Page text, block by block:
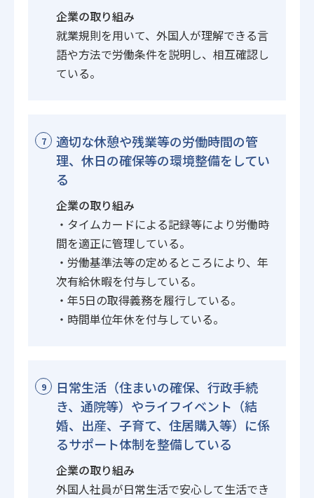
企業の取り組み
就業規則を用いて、外国人が理解できる言
語や方法で労働条件を説明し、相互確認し
ている。
7
適切な休憩や残業等の労働時間の管
理、休日の確保等の環境整備をしてい
る
企業の取り組み
・タイムカードによる記録等により労働時
間を適正に管理している。
・労働基準法等の定めるところにより、年
次有給休暇を付与している。
・年5日の取得義務を履行している。
・時間単位年休を付与している。
9
日常生活（住まいの確保、行政手続
き、通院等）やライフイベント（結
婚、出産、子育て、住居購入等）に係
るサポート体制を整備している
企業の取り組み
外国人社員が日常生活で安心して生活でき